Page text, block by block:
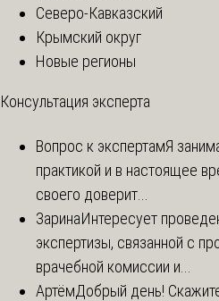
Северо-Кавказский
Крымский округ
Новые регионы
Консультация эксперта
Вопрос к экспертамЯ
практикой и в настоящее
своего доверит...
ЗаринаИнтересует
экспертизы, связанной с
врачебной комиссии и...
АртёмДобрый день!